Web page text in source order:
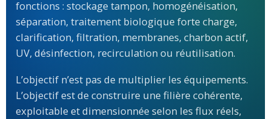
fonctions : stockage tampon, homogénéisation,
séparation, traitement biologique forte charge,
clarification, filtration, membranes, charbon actif,
UV, désinfection, recirculation ou réutilisation.
L’objectif n’est pas de multiplier les équipements.
L’objectif est de construire une filière cohérente,
exploitable et dimensionnée selon les flux réels,